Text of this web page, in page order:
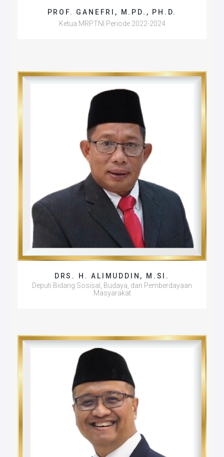
PROF. GANEFRI, M.PD., PH.D.
Ketua MRPTNI Periode 2022-2024
DRS. H. ALIMUDDIN, M.SI.
Deputi Bidang Sosisal, Budaya, dan Pemberdayaan
Masyarakat